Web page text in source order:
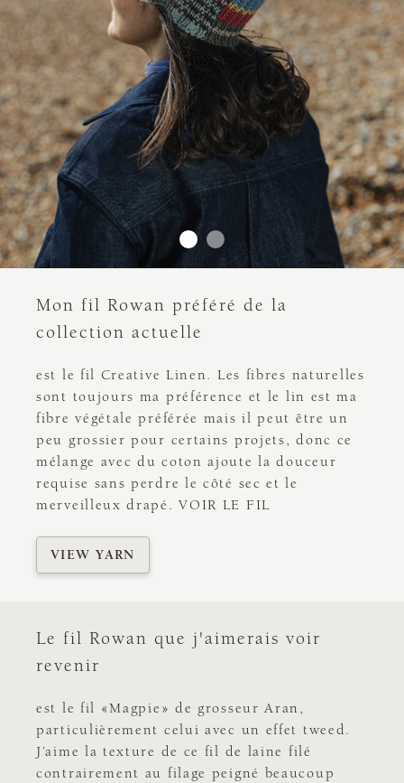
Mon fil Rowan préféré de la
collection actuelle
est le fil Creative Linen. Les fibres naturelles
sont toujours ma préférence et le lin est ma
fibre végétale préférée mais il peut être un
peu grossier pour certains projets, donc ce
mélange avec du coton ajoute la douceur
requise sans perdre le côté sec et le
merveilleux drapé. VOIR LE FIL
VIEW YARN
Le fil Rowan que j'aimerais voir
revenir
est le fil «Magpie» de grosseur Aran,
particulièrement celui avec un effet tweed.
J’aime la texture de ce fil de laine filé
contrairement au filage peigné beaucoup